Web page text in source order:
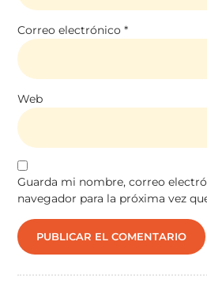
Correo electrónico*
Web
Guarda mi nombre, correo
navegador para la próxima vez